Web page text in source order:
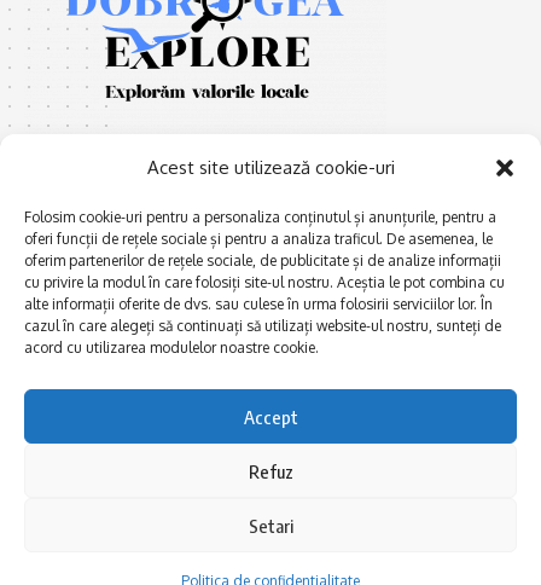
Acest site utilizează cookie-uri
Folosim cookie-uri pentru a personaliza conținutul și anunțurile, pentru a
oferi funcții de rețele sociale și pentru a analiza traficul. De asemenea, le
oferim partenerilor de rețele sociale, de publicitate și de analize informații
cu privire la modul în care folosiți site-ul nostru. Aceștia le pot combina cu
alte informații oferite de dvs. sau culese în urma folosirii serviciilor lor. În
cazul în care alegeți să continuați să utilizați website-ul nostru, sunteți de
acord cu utilizarea modulelor noastre cookie.
Accept
Refuz
Setari
Politica de confidentialitate
E xplorăm Dobrogea,
Explorăm valorile locale:
Deltă, Litoral, cele mai mari
lacuri, cele mai vechi orașe,
multe etnii, CELE MAI
Haideți în călătorie cu noi!
Afaceri și meșteșuguri
Actualitate
Dobrogea PE BUNE
Politica de confidentialitate